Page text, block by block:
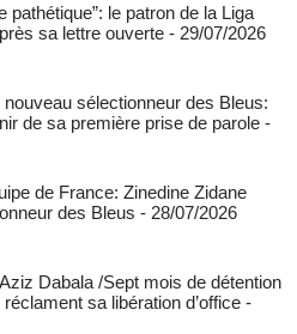
pathétique”: le patron de la Liga
sa lettre ouverte - 29/07/2026
sélectionneur des Bleus:
de sa première prise de parole -
de France: Zinedine Zidane
des Bleus - 28/07/2026
Dabala /Sept mois de détention
sa libération d’office -